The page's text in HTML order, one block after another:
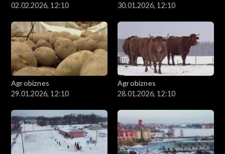
02.02.2026, 12:10
30.01.2026, 12:10
Agrobiznes
29.01.2026, 12:10
Agrobiznes
28.01.2026, 12:10